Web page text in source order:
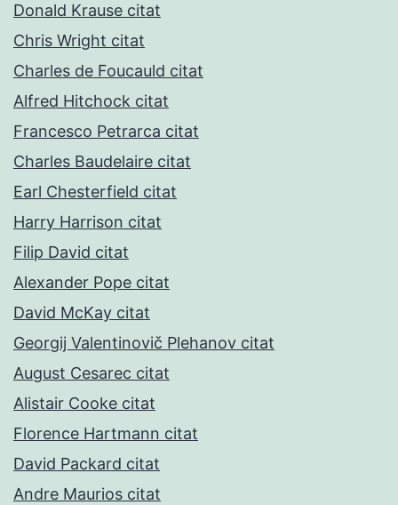
Donald Krause citat
Chris Wright citat
Charles de Foucauld citat
Alfred Hitchock citat
Francesco Petrarca citat
Charles Baudelaire citat
Earl Chesterfield citat
Harry Harrison citat
Filip David citat
Alexander Pope citat
David McKay citat
Georgij Valentinovič Plehanov citat
August Cesarec citat
Alistair Cooke citat
Florence Hartmann citat
David Packard citat
Andre Maurios citat